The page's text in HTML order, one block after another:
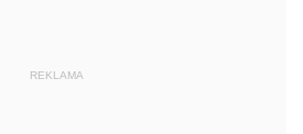
REKLAMA